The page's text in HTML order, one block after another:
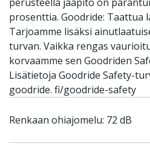
prosenttia. Goodride: Taattua
Tarjoamme lisäksi
turvan. Vaikka rengas
korvaamme sen Goodriden
Lisätietoja Goodride Safety-
goodride. fi/goodride-safety
Renkaan ohiajomelu: 72 dB